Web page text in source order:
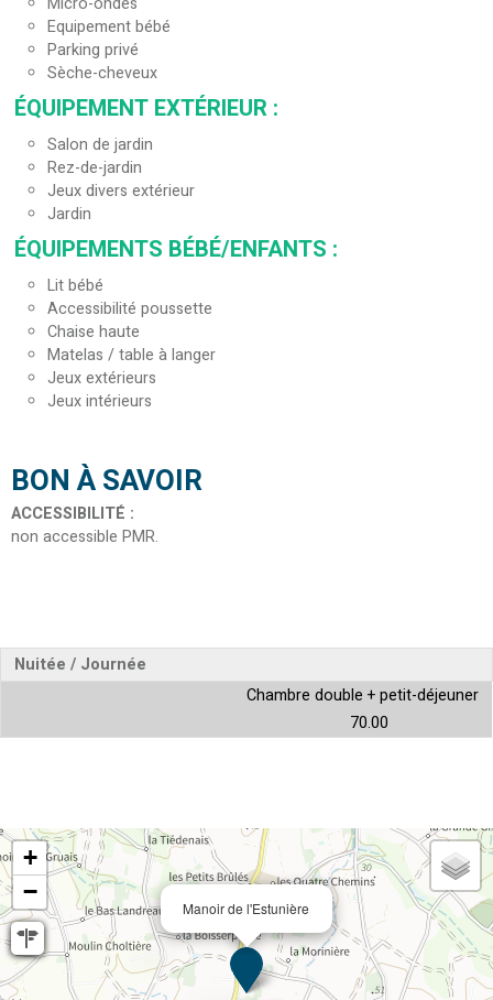
Equipement bébé
Parking privé
Sèche-cheveux
ÉQUIPEMENT EXTÉRIEUR :
Salon de jardin
Rez-de-jardin
Jeux divers extérieur
Jardin
ÉQUIPEMENTS BÉBÉ/ENFANTS :
Lit bébé
Accessibilité poussette
Chaise haute
Matelas / table à langer
Jeux extérieurs
Jeux intérieurs
BON À SAVOIR
ACCESSIBILITÉ :
non accessible PMR
Nuitée / Journée
Chambre double + petit-déjeuner
70.00
Manoir de l'Estunière
+
−